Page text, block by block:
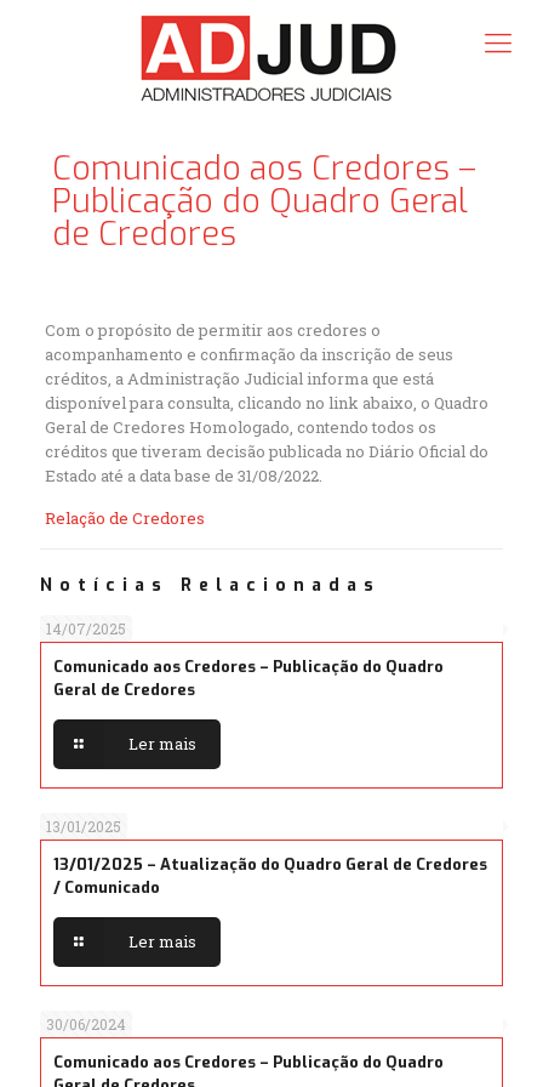
Comunicado aos Credores –
Publicação do Quadro Geral
de Credores
Com o propósito de permitir aos credores o
acompanhamento e confirmação da inscrição de seus
créditos, a Administração Judicial informa que está
disponível para consulta, clicando no link abaixo, o Quadro
Geral de Credores Homologado, contendo todos os
créditos que tiveram decisão publicada no Diário Oficial do
Estado até a data base de 31/08/2022.
Relação de Credores
Notícias Relacionadas
14/07/2025
Comunicado aos Credores – Publicação do Quadro
Geral de Credores
Ler mais
13/01/2025
13/01/2025 – Atualização do Quadro Geral de Credores
/ Comunicado
Ler mais
30/06/2024
Comunicado aos Credores – Publicação do Quadro